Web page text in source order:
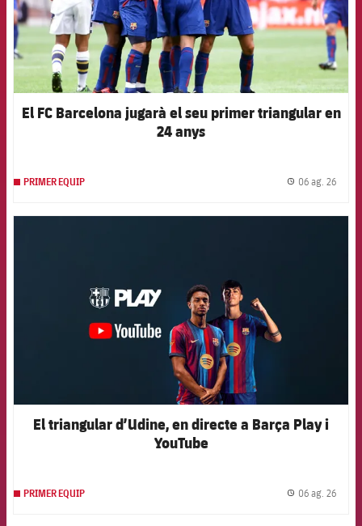
El FC Barcelona jugarà el seu primer triangular en
24 anys
PRIMER EQUIP 06 ag. 26
El triangular d’Udine, en directe a Barça Play i
YouTube
PRIMER EQUIP 06 ag. 26